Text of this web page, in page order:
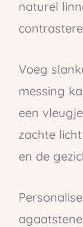
naturel
Voeg
messing
een
zachte
en de